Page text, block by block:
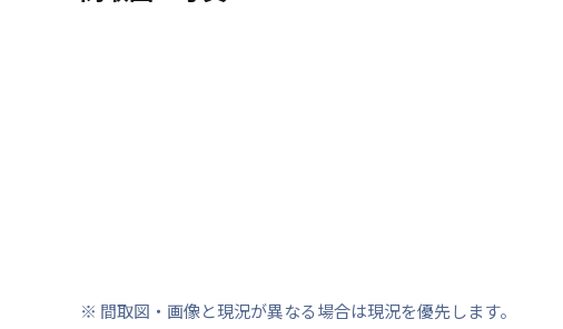
※ 間取図・画像と現況が異なる場合は現況を優先します。